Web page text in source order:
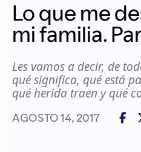
Lo que me
mi familia.
Les vamos a decir, de
qué significa, qué está
qué herida traen y qué
AGOSTO 14, 2017